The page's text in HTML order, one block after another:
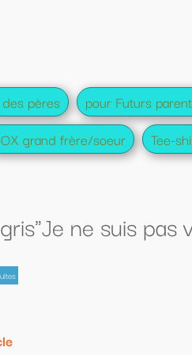
pour futurs mariés
famille Sweat-shirt adultes
je suis vintage"